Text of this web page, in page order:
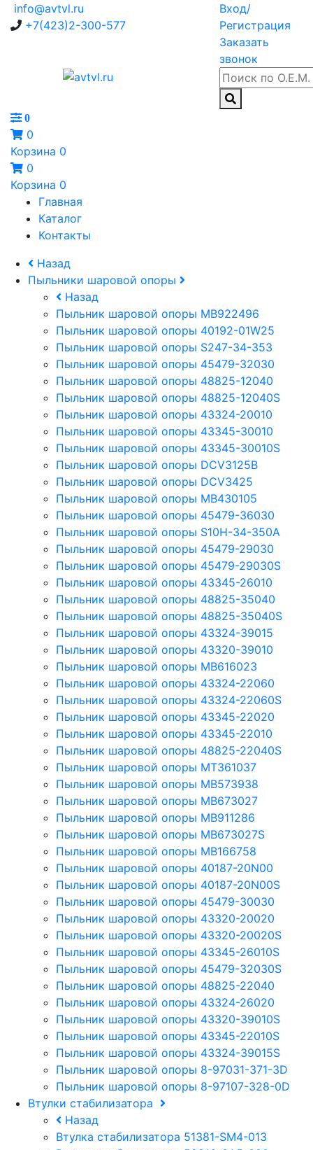
info@avtvl.ru
+7(423)2-300-577
Вход/
Регистрация
Заказать
звонок
0
0
Корзина 0
0
Корзина 0
Главная
Каталог
Контакты
Назад
Пыльники шаровой опоры
Назад
Пыльник шаровой опоры MB922496
Пыльник шаровой опоры 40192-01W25
Пыльник шаровой опоры S247-34-353
Пыльник шаровой опоры 45479-32030
Пыльник шаровой опоры 48825-12040
Пыльник шаровой опоры 48825-12040S
Пыльник шаровой опоры 43324-20010
Пыльник шаровой опоры 43345-30010
Пыльник шаровой опоры 43345-30010S
Пыльник шаровой опоры DCV3125B
Пыльник шаровой опоры DCV3425
Пыльник шаровой опоры MB430105
Пыльник шаровой опоры 45479-36030
Пыльник шаровой опоры S10H-34-350A
Пыльник шаровой опоры 45479-29030
Пыльник шаровой опоры 45479-29030S
Пыльник шаровой опоры 43345-26010
Пыльник шаровой опоры 48825-35040
Пыльник шаровой опоры 48825-35040S
Пыльник шаровой опоры 43324-39015
Пыльник шаровой опоры 43320-39010
Пыльник шаровой опоры MB616023
Пыльник шаровой опоры 43324-22060
Пыльник шаровой опоры 43324-22060S
Пыльник шаровой опоры 43345-22020
Пыльник шаровой опоры 43345-22010
Пыльник шаровой опоры 48825-22040S
Пыльник шаровой опоры MT361037
Пыльник шаровой опоры MB573938
Пыльник шаровой опоры MB673027
Пыльник шаровой опоры MB911286
Пыльник шаровой опоры MB673027S
Пыльник шаровой опоры MB166758
Пыльник шаровой опоры 40187-20N00
Пыльник шаровой опоры 40187-20N00S
Пыльник шаровой опоры 45479-30030
Пыльник шаровой опоры 43320-20020
Пыльник шаровой опоры 43320-20020S
Пыльник шаровой опоры 43345-26010S
Пыльник шаровой опоры 45479-32030S
Пыльник шаровой опоры 48825-22040
Пыльник шаровой опоры 43324-26020
Пыльник шаровой опоры 43320-39010S
Пыльник шаровой опоры 43345-22010S
Пыльник шаровой опоры 43324-39015S
Пыльник шаровой опоры 8-97031-371-3D
Пыльник шаровой опоры 8-97107-328-0D
Втулки стабилизатора
Назад
Втулка стабилизатора 51381-SM4-013